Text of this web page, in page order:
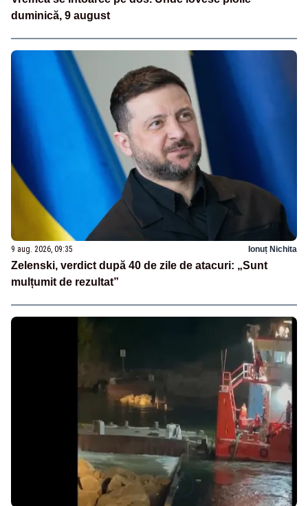
duminică, 9 august
9 aug. 2026, 09:35 Ionuț Nichita
Zelenski, verdict după 40 de zile de atacuri: „Sunt
mulțumit de rezultat”